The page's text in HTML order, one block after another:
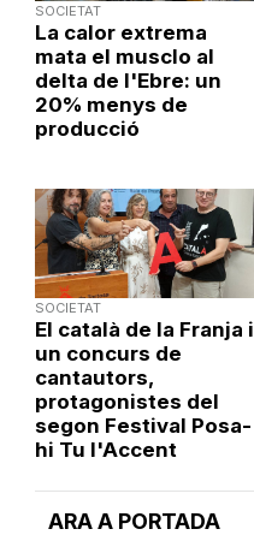
ARA A PORTADA
SOCIETAT
La calor extrema
mata el musclo al
delta de l'Ebre: un
20% menys de
producció
SOCIETAT
El català de la Franja i
un concurs de
cantautors,
protagonistes del
segon Festival Posa-
hi Tu l'Accent